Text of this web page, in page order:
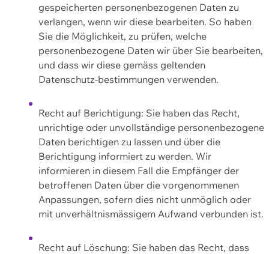
gespeicherten personenbezogenen Daten zu
verlangen, wenn wir diese bearbeiten. So haben
Sie die Möglichkeit, zu prüfen, welche
personenbezogene Daten wir über Sie bearbeiten,
und dass wir diese gemäss geltenden
Datenschutz-bestimmungen verwenden.
Recht auf Berichtigung: Sie haben das Recht,
unrichtige oder unvollständige personenbezogene
Daten berichtigen zu lassen und über die
Berichtigung informiert zu werden. Wir
informieren in diesem Fall die Empfänger der
betroffenen Daten über die vorgenommenen
Anpassungen, sofern dies nicht unmöglich oder
mit unverhältnismässigem Aufwand verbunden ist.
Recht auf Löschung: Sie haben das Recht, dass